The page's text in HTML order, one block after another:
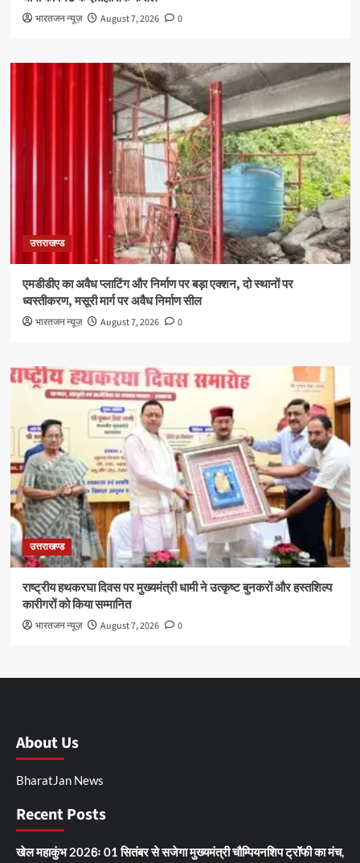
भारतजन न्यूज़ August 7, 2026 0
उत्तराखण्ड
एमडीडीए का अवैध प्लाटिंग और निर्माण पर बड़ा एक्शन, दो स्थानों पर
ध्वस्तीकरण, मसूरी मार्ग पर अवैध निर्माण सील
भारतजन न्यूज़ August 7, 2026 0
उत्तराखण्ड
राष्ट्रीय हथकरघा दिवस पर मुख्यमंत्री धामी ने उत्कृष्ट बुनकरों और हस्तशिल्प
कारीगरों को किया सम्मानित
भारतजन न्यूज़ August 7, 2026 0
About Us
BharatJan News
Recent Posts
खेल महाकुंभ 2026ः 01 सितंबर से सजेगा मुख्यमंत्री चौम्पियनशिप ट्रॉफी का मंच,